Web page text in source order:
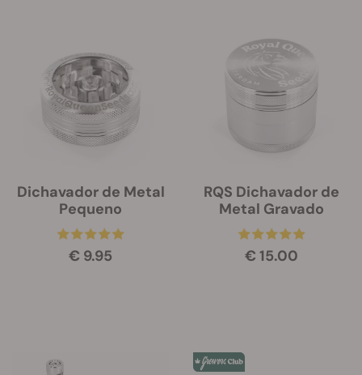
Dichavador de Metal
Pequeno
€ 9.95
RQS Dichavador de
Metal Gravado
€ 15.00